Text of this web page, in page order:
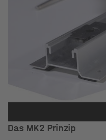
Das MK2 Prinzip